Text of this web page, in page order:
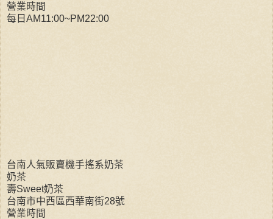
營業時間
每日AM11:00~PM22:00
台南人氣販賣機手搖系奶茶
奶茶
壽Sweet奶茶
台南市中西區西華南街28號
營業時間